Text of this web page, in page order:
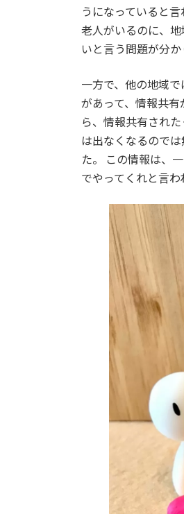
うになっていると
老人がいるのに、
いと言う問題が分か
一方で、他の地域
があって、情報共
ら、情報共有され
は出なくなるので
た。 この情報は、
でやってくれと言